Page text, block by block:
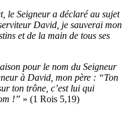
le Seigneur a déclaré au sujet
David, je sauverai mon
et de la main de tous ses
pour le nom du Seigneur
à David, mon père : “Ton
ton trône, c’est lui qui
!” » (1 Rois 5,19)